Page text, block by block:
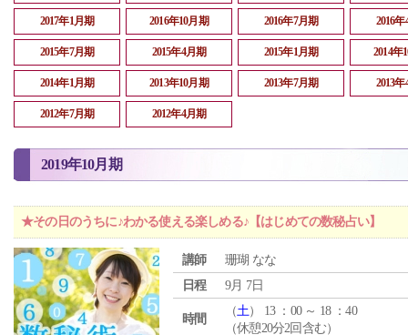
2017年1月期 2016年10月期 2016年7月期 2016
2015年7月期 2015年4月期 2015年1月期 2014年
2014年1月期 2013年10月期 2013年7月期 2013
2012年7月期 2012年4月期
2019年10月期
★その日のうちに♪わかる使える楽しめる♪【はじめての数秘占い】
講師
珊瑚 なな
日程
9月 7日
時間
（土） 13 ：00 ～ 18 ：40
（休憩20分2回含む）